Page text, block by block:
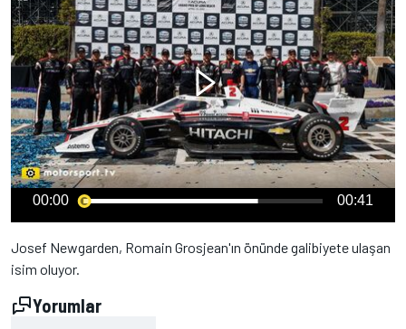
00:00 00:41
Josef Newgarden, Romain Grosjean'ın önünde galibiyete ulaşan
isim oluyor.
Yorumlar